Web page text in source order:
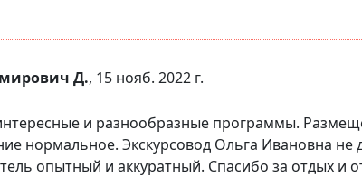
Д., 15 нояб. 2022 г.
и разнообразные программы.
нормальное. Экскурсовод Ольга Ивановна не
опытный и аккуратный. Спасибо за отдых и